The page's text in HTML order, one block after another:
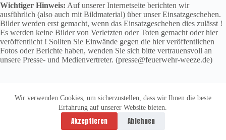
Wir verwenden Cookies, um sicherzustellen, dass wir Ihnen die beste
Erfahrung auf unserer Website bieten.
Akzeptieren Ablehnen
Wichtiger Hinweis: Auf unserer Internetseite berichten wir
ausführlich (also auch mit Bildmaterial) über unser Einsatzgeschehen.
Bilder werden erst gemacht, wenn das Einsatzgeschehen dies zulässt !
Es werden keine Bilder von Verletzten oder Toten gemacht oder hier
veröffentlicht ! Sollten Sie Einwände gegen die hier veröffentlichen
Fotos oder Berichte haben, wenden Sie sich bitte vertrauensvoll an
unsere Presse- und Medienvertreter. (presse@feuerwehr-weeze.de)
Datenschutzerklärung
Impressum
Copyright © 2026 -
vitolution